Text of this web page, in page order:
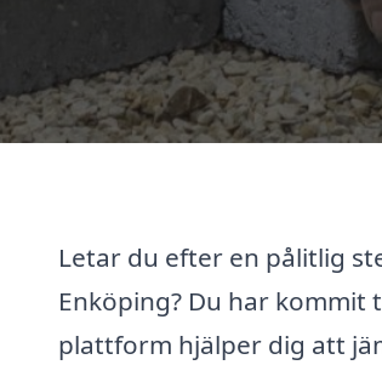
Letar du efter en pålitlig
Enköping? Du har kommit
plattform hjälper dig att